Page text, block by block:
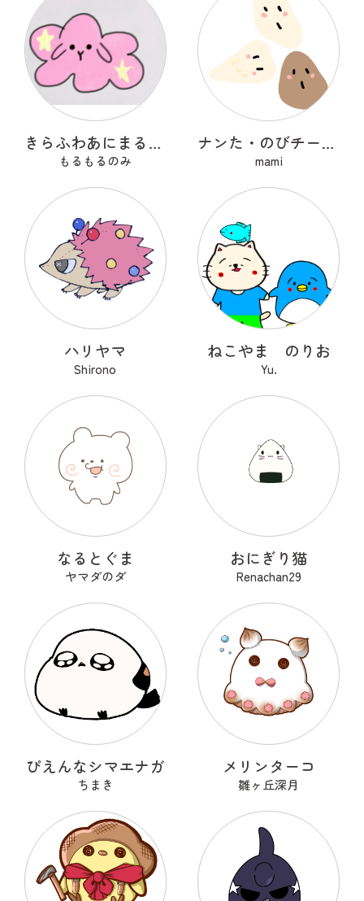
きらふわあにまるふれんず
もるもるのみ
ナンた・のびチー・ショコナン
mami
ハリヤマ
Shirono
ねこやま のりお
Yu.
なるとぐま
ヤマダのダ
おにぎり猫
Renachan29
ぴえんなシマエナガ
ちまき
メリンターコ
雛ヶ丘深月